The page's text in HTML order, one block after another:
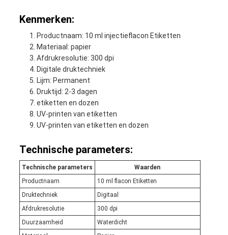
Kenmerken:
Productnaam: 10 ml injectieflacon Etiketten
Materiaal: papier
Afdrukresolutie: 300 dpi
Digitale druktechniek
Lijm: Permanent
Druktijd: 2-3 dagen
etiketten en dozen
UV-printen van etiketten
UV-printen van etiketten en dozen
Technische parameters:
Technische parameters
Waarden
Productnaam
10 ml flacon Etiketten
Druktechniek
Digitaal
Afdrukresolutie
300 dpi
Duurzaamheid
Waterdicht